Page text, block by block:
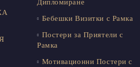
Дипломиране
Бебешки Визитки с Рамка
Постери за Приятели с
Рамка
Мотивационни Постери с